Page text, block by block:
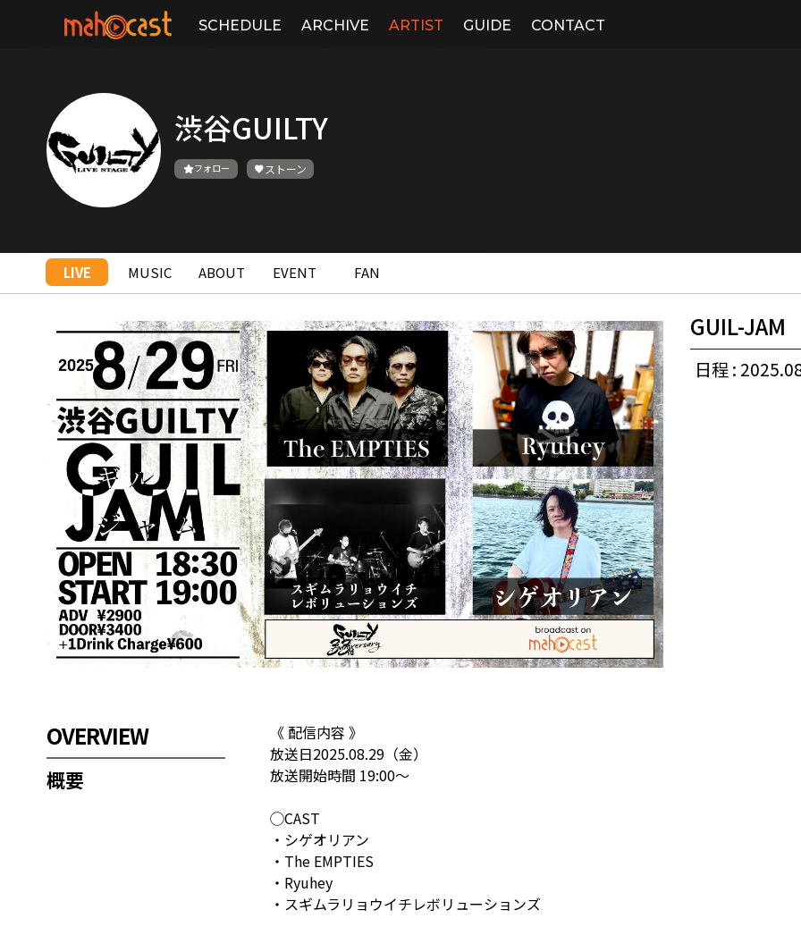
SCHEDULE ARCHIVE ARTIST GUIDE CONTACT
渋谷GUILTY
フォロー ストーン
LIVE MUSIC ABOUT EVENT FAN
GUIL-JAM
日程 :
OVERVIEW
概要
《 配信内容 》
放送日2025.08.29（金）
放送開始時間 19:00〜
◯CAST
・シゲオリアン
・The EMPTIES
・Ryuhey
・スギムラリョウイチレボリューションズ